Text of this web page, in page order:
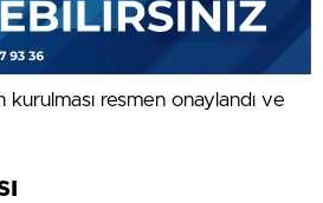
kurulması resmen onaylandı ve